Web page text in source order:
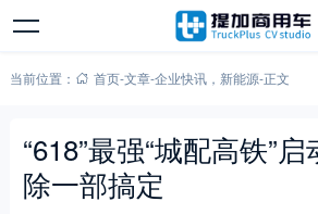
当前位置： 首页-文章-企业快讯， 新能源-正文
“618”最强“城配高铁”
除一部搞定